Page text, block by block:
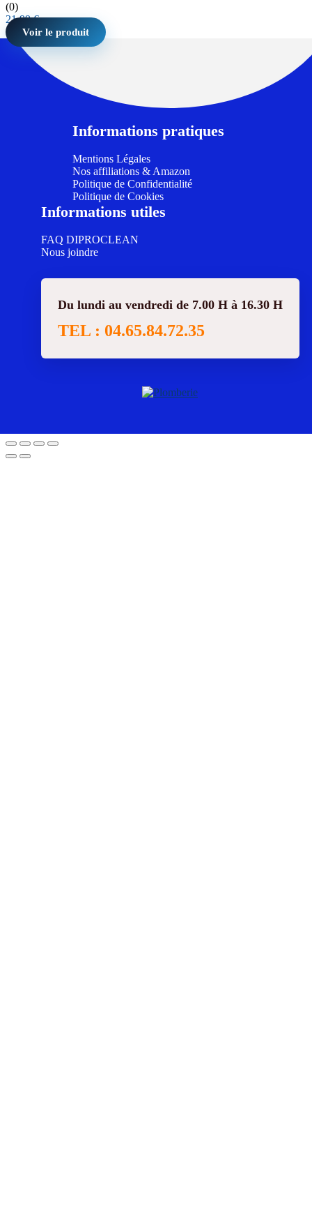
(0)
21,99€
Voir le produit
Informations pratiques
Mentions Légales
Nos affiliations & Amazon
Politique de Confidentialité
Politique de Cookies
Informations utiles
FAQ DIPROCLEAN
Nous joindre
Du lundi au vendredi de 7.00 H à 16.30 H
TEL : 04.65.84.72.35